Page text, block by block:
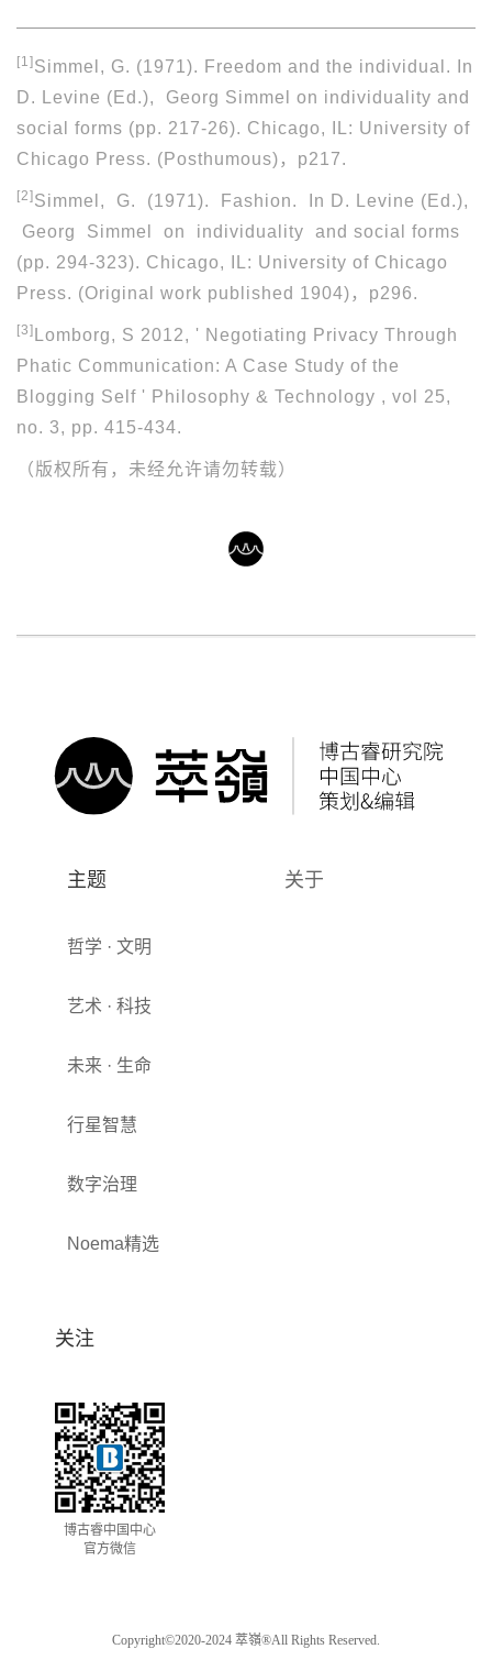
[1] Simmel, G. (1971). Freedom and the individual. In
D. Levine (Ed.), Georg Simmel on individuality and
social forms (pp. 217-26). Chicago, IL: University of
Chicago Press. (Posthumous)，p217.
[2] Simmel, G. (1971). Fashion. In D. Levine (Ed.),
Georg Simmel on individuality and social forms
(pp. 294-323). Chicago, IL: University of Chicago
Press. (Original work published 1904)，p296.
[3]
Lomborg, S 2012, ' Negotiating Privacy Through
Phatic Communication: A Case Study of the
Blogging Self ' Philosophy & Technology , vol 25,
no. 3, pp. 415-434.
（版权所有，未经允许请勿转载）
主题
哲学 · 文明
艺术 · 科技
未来 · 生命
行星智慧
数字治理
Noema精选
关于
关注
博古睿中国中心
官方微信
Copyright©2020-2024 萃嶺®All Rights Reserved.